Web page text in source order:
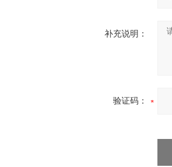
补充说明：
验证码：